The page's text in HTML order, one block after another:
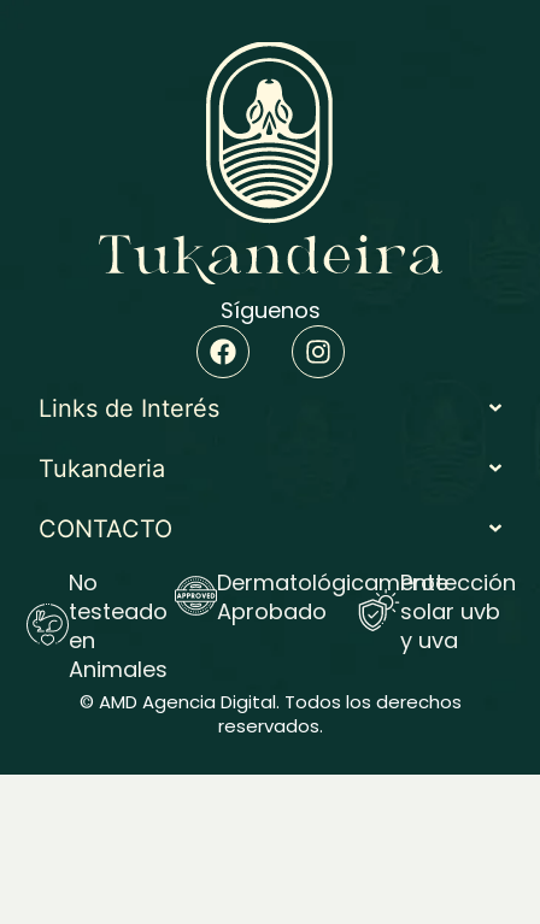
Síguenos
Links de Interés
Tukanderia
CONTACTO
No
testeado
en
Animales
Dermatológicamente
Aprobado
Protección
solar uvb
y uva
© AMD Agencia Digital. Todos los derechos
reservados.